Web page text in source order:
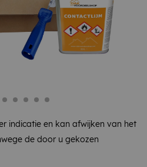
indicatie en kan afwijken van het
de door u gekozen